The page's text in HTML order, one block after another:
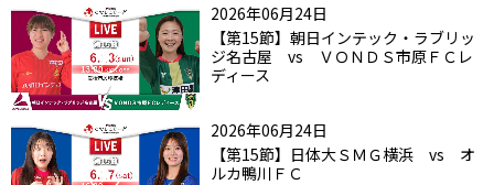
2026年06月24日
【第15節】朝日インテック・ラブリッ
ジ名古屋 vs ＶＯＮＤＳ市原ＦＣレ
ディース
2026年06月24日
【第15節】日体大ＳＭＧ横浜 vs オ
ルカ鴨川ＦＣ